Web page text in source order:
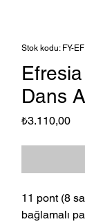
Stok kodu: FY-
Dans
₺3.110,00
11 pont (8
bağlamalı